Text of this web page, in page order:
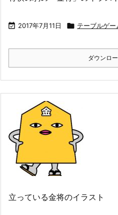
 2017年7月11日  テーブルゲー
ダウンロ
立っている金将のイラスト